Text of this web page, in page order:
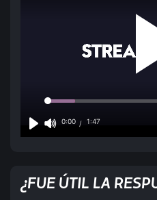
¿FUE ÚTIL LA